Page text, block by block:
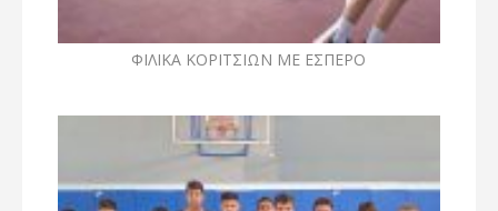
ΦΙΛΙΚΑ ΚΟΡΙΤΣΙΩΝ ΜΕ ΕΣΠΕΡΟ